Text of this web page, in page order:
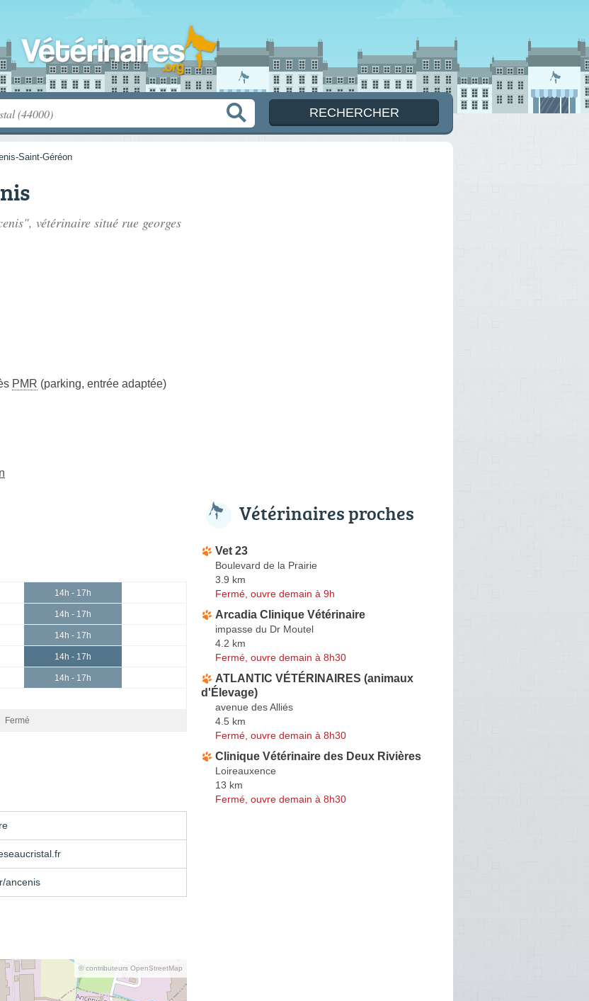
Saint-Géréon
vétérinaire situé rue georges
PMR (parking, entrée adaptée)
14h - 17h
14h - 17h
14h - 17h
14h - 17h
14h - 17h
Fermé
ancenis
© contributeurs OpenStreetMap
Vétérinaires proches
Vet 23
Boulevard de la Prairie
3.9 km
Fermé, ouvre demain à 9h
Arcadia Clinique Vétérinaire
impasse du Dr Moutel
4.2 km
Fermé, ouvre demain à 8h30
ATLANTIC VÉTÉRINAIRES (animaux
d'Élevage)
avenue des Alliés
4.5 km
Fermé, ouvre demain à 8h30
Clinique Vétérinaire des Deux Rivières
Loireauxence
13 km
Fermé, ouvre demain à 8h30